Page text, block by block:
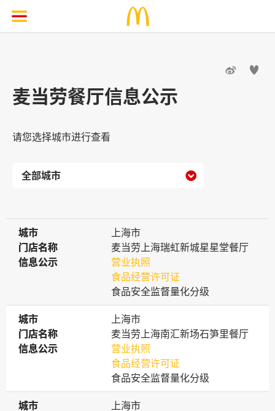
 
麦当劳餐厅信息公示
请您选择城市进行查看

城市
城市
上海市
门店名称
门店名称
麦当劳上海瑞虹新城星星堂餐厅
信息公示
信息公示
营业执照
食品经营许可证
食品安全监督量化分级
城市
城市
上海市
门店名称
门店名称
麦当劳上海南汇新场石笋里餐厅
信息公示
信息公示
营业执照
食品经营许可证
食品安全监督量化分级
城市
城市
上海市